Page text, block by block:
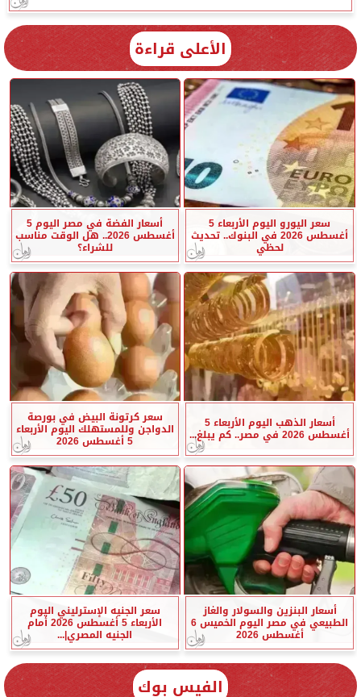
الأعلى قراءة
سعر اليورو اليوم الأربعاء 5
أغسطس 2026 في البنوك.. تحديث
لحظي
أسعار الفضة في مصر اليوم 5
أغسطس 2026.. هل الوقت مناسب
للشراء؟
أسعار الذهب اليوم الأربعاء 5
أغسطس 2026 في مصر.. كم يبلغ...
سعر كرتونة البيض في بورصة
الدواجن وللمستهلك اليوم الأربعاء
5 أغسطس 2026
أسعار البنزين والسولار والغاز
الطبيعي في مصر اليوم الخميس 6
أغسطس 2026
سعر الجنيه الإسترليني اليوم
الأربعاء 5 أغسطس 2026 أمام
الجنيه المصري|...
الفيس بوك